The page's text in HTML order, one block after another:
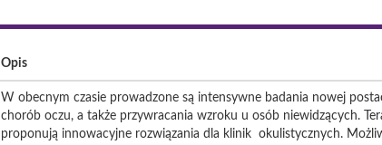
Opis
W obecnym czasie prowadzone są intensywne badania nowej
chorób oczu, a także przywracania wzroku u osób niewidzących.
proponują innowacyjne rozwiązania dla klinik okulistycznych.